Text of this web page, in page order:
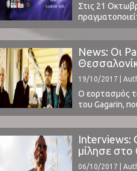
Στις 21
προσεκτικά
μουσική
επικοινωνίας
φεστιβάλ για
το κλίμα
της Cooking
News: Οι
Νοεμβρίου
19/10/2017 |
Ο εορτασμός
του Gagarin,
Club για τα 30
αφορμή για
χώρα στο
την Κυριακή
...
Interviews:
μίλησε στο
C-Loud Fest
06/10/2017 |